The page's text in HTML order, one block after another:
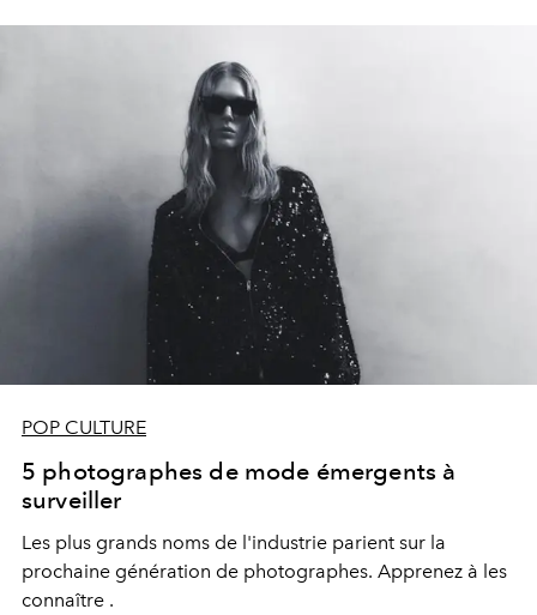
POP CULTURE
5 photographes de mode émergents à
surveiller
Les plus grands noms de l'industrie parient sur la
prochaine génération de photographes. Apprenez à les
connaître .